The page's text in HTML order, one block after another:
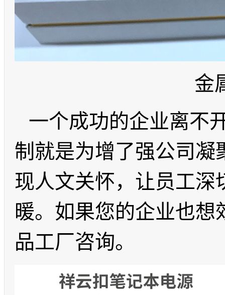
金
一个成功的企业离不
制就是为增了强公司凝
现人文关怀，让员工深
暖。如果您的企业也想
品工厂咨询。